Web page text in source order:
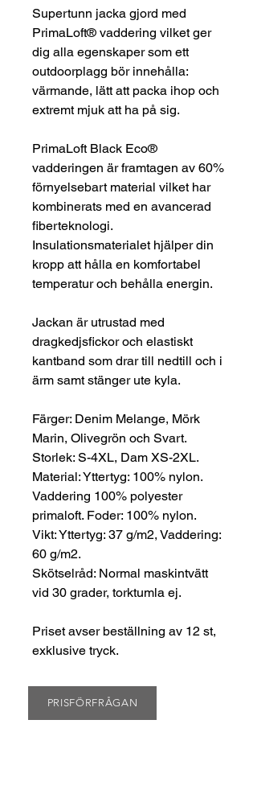
Supertunn jacka gjord med
PrimaLoft® vaddering vilket ger
dig alla egenskaper som ett
outdoorplagg bör innehålla:
värmande, lätt att packa ihop och
extremt mjuk att ha på sig.
PrimaLoft Black Eco®
vadderingen är framtagen av 60%
förnyelsebart material vilket har
kombinerats med en avancerad
fiberteknologi.
Insulationsmaterialet hjälper din
kropp att hålla en komfortabel
temperatur och behålla energin.
Jackan är utrustad med
dragkedjsfickor och elastiskt
kantband som drar till nedtill och i
ärm samt stänger ute kyla.
Färger: Denim Melange, Mörk
Marin, Olivegrön och Svart.
Storlek: S-4XL, Dam XS-2XL.
Material: Yttertyg: 100% nylon.
Vaddering 100% polyester
primaloft. Foder: 100% nylon.
Vikt: Yttertyg: 37 g/m2, Vaddering:
60 g/m2.
Skötselråd: Normal maskintvätt
vid 30 grader, torktumla ej.
Priset avser beställning av 12 st,
exklusive tryck.
PRISFÖRFRÅGAN